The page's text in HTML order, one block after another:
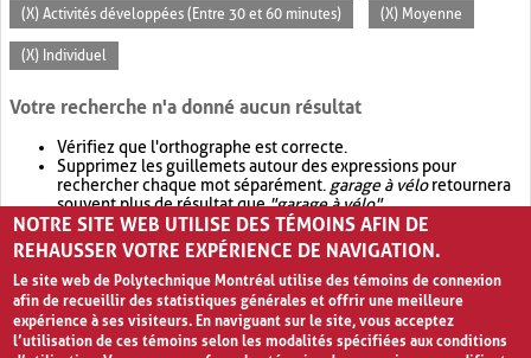
(X) Activités développées (Entre 30 et 60 minutes) (X) Moyenne
(X) Individuel
Votre recherche n'a donné aucun résultat
Vérifiez que l'orthographe est correcte.
Supprimez les guillemets autour des expressions pour
rechercher chaque mot séparément. garage à véloretournera
souvent plus de résultat que"garage à vélo".
Envisagez d'élargir votre recherche avec OR.garage OR vélo
retournera souvent plus de résultat quegarage à vélo
NOTRE SITE WEB UTILISE DES TÉMOINS AFIN DE
REHAUSSER VOTRE EXPÉRIENCE DE NAVIGATION.
Le site web de Polytechnique Montréal utilise des témoins de connexion
afin de recueillir des statistiques générales et offrir une meilleure
expérience à ses visiteurs. En naviguant sur le site, vous acceptez
l’utilisation de ces témoins selon les modalités spécifiées aux conditions